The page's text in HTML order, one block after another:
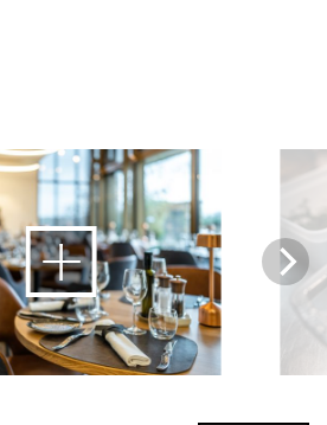
Ouvrir
le
contenu
de
l'image